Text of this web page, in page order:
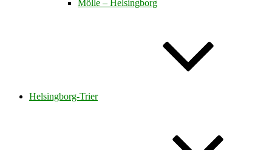
Mölle – Helsingborg
Helsingborg-Trier